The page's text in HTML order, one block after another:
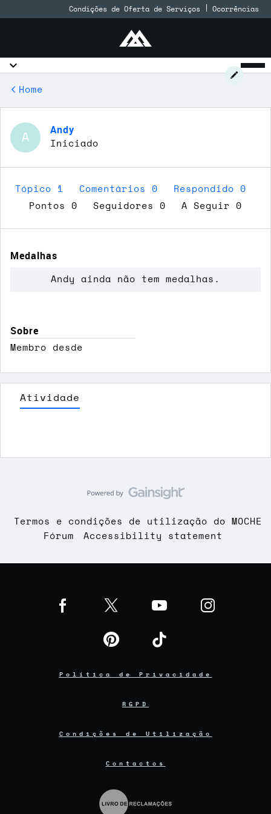
Condições de Oferta de Serviços Ocorrências
Home
A
Andy
Iniciado
Tópico 1 Comentários 0
Respondido 0
Pontos 0
Seguidores 0 A Seguir 0
Medalhas
Andy ainda não tem medalhas.
Sobre
Membro desde
Atividade
Termos e condições de utilização do MOCHE
Fórum
Accessibility statement
Política de Privacidade
RGPD
Condições de Utilização
Contactos